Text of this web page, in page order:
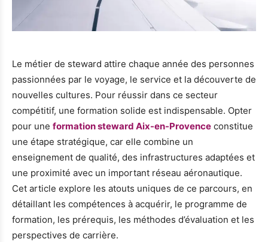
Le métier de steward attire chaque année des personnes
passionnées par le voyage, le service et la découverte de
nouvelles cultures. Pour réussir dans ce secteur
compétitif, une formation solide est indispensable. Opter
pour une formation steward Aix-en-Provence constitue
une étape stratégique, car elle combine un
enseignement de qualité, des infrastructures adaptées et
une proximité avec un important réseau aéronautique.
Cet article explore les atouts uniques de ce parcours, en
détaillant les compétences à acquérir, le programme de
formation, les prérequis, les méthodes d’évaluation et les
perspectives de carrière.